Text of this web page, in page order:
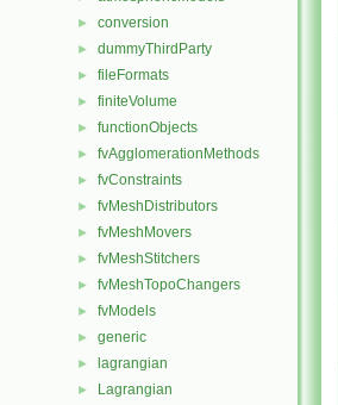
► conversion
► dummyThirdParty
► fileFormats
► finiteVolume
► functionObjects
► fvAgglomerationMethods
► fvConstraints
► fvMeshDistributors
► fvMeshMovers
► fvMeshStitchers
► fvMeshTopoChangers
► fvModels
► generic
► lagrangian
► Lagrangian